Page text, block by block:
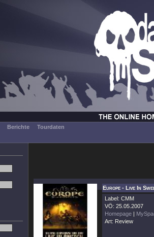
Berichte Tourdaten
Europe - Live In
Label: CMM
VÖ: 25.05.2007
Homepage |
Art: Review